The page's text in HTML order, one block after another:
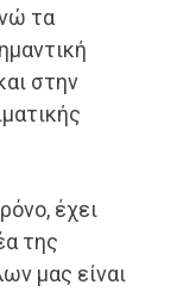
τα
στην
έχει
της
μας είναι